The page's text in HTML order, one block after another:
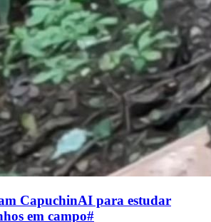
CapuchinAI para estudar
em campo#